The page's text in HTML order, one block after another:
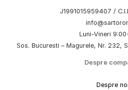
J1991015959407 /
Luni-Vineri
Sos. Bucuresti – Magurele, Nr. 232,
Despre
Despre noi